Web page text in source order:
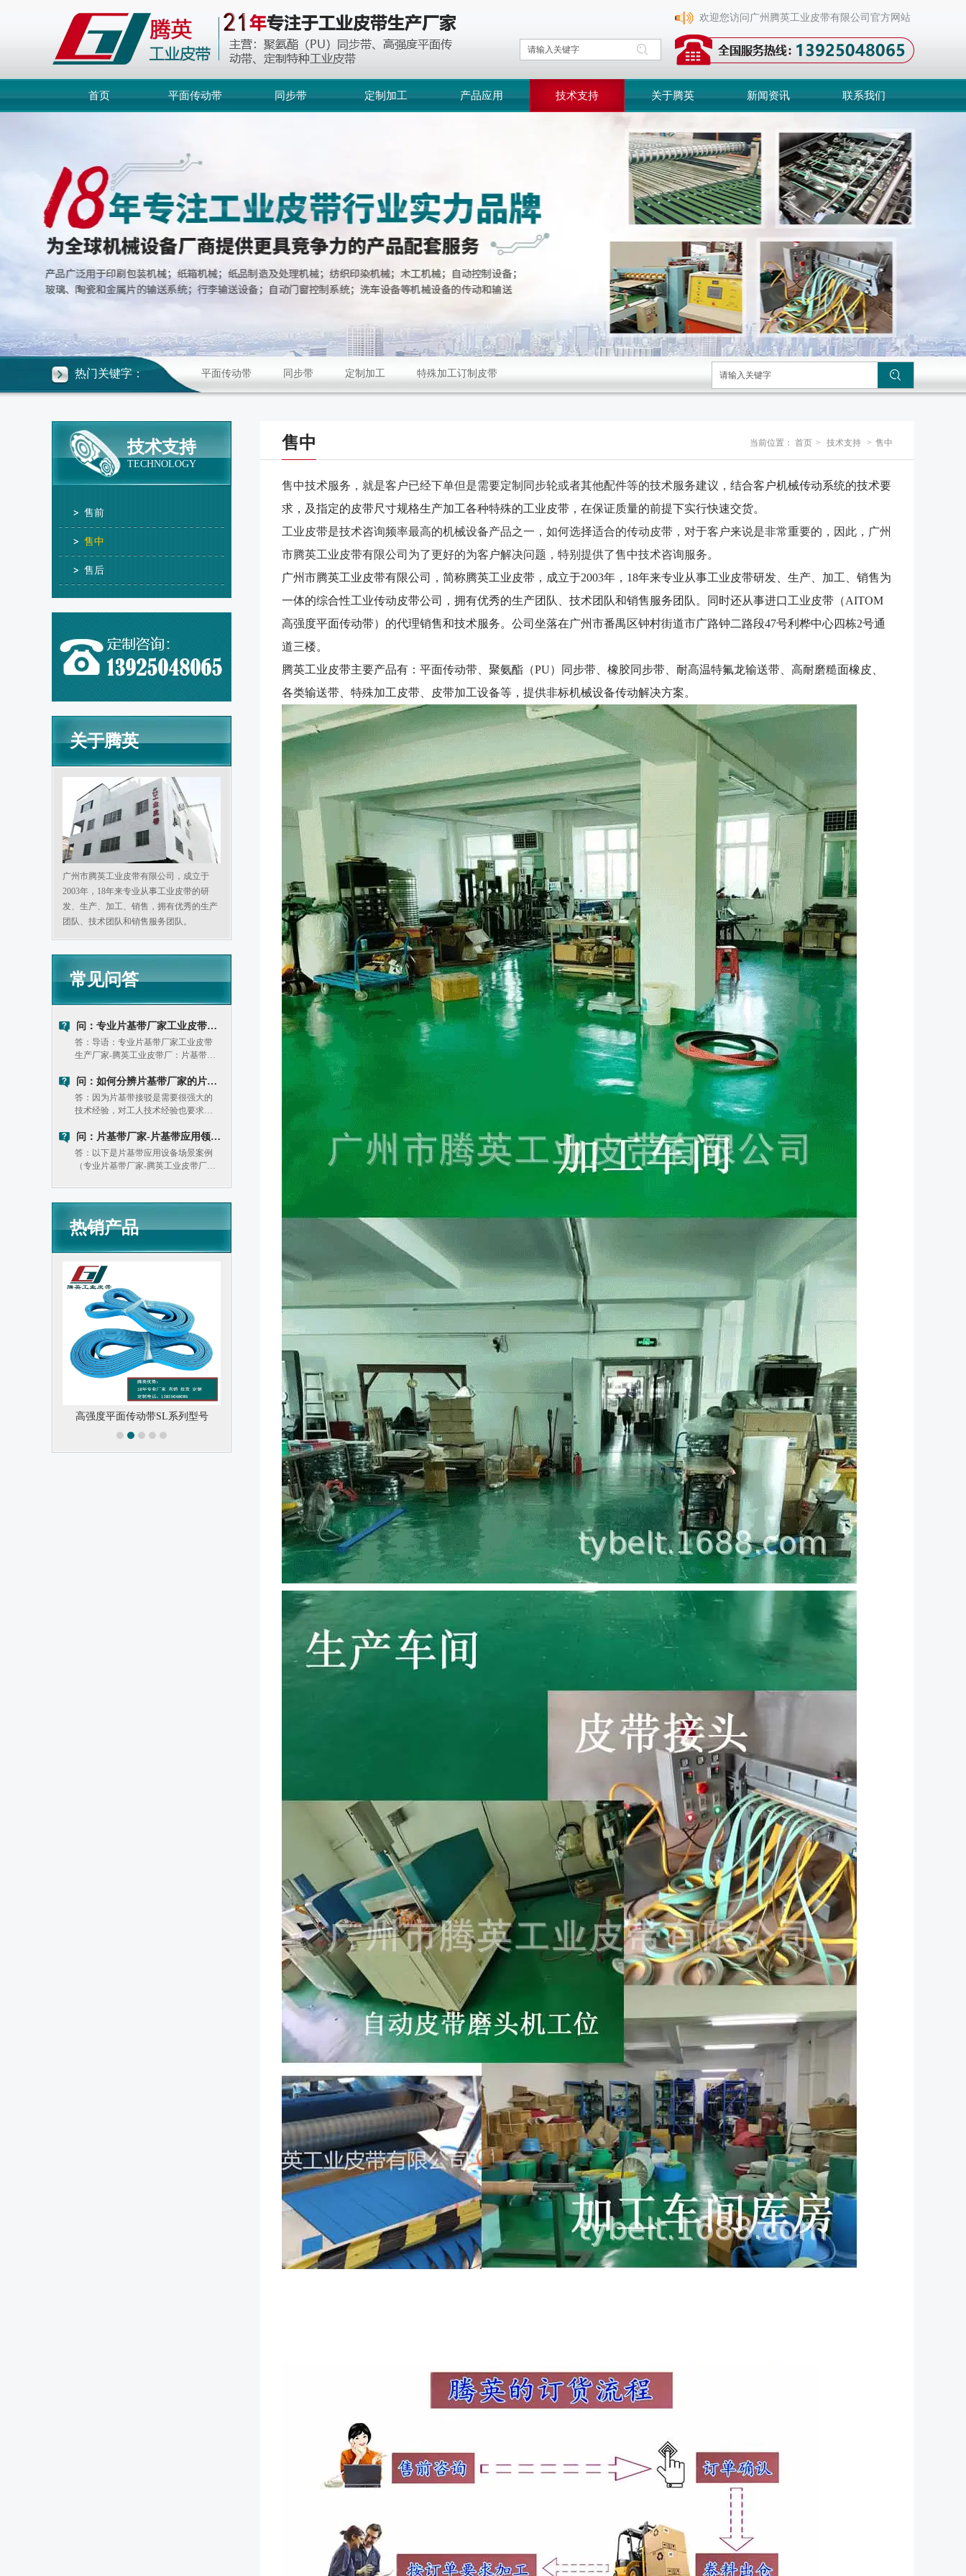
欢迎您访问广州腾英工业皮带有限公司官方网站
首页 平面传动带 同步带 定制加工 产品应用 技术支持 关于腾英 新闻资讯 联系我们
平面传动带 同步带 定制加工 特殊加工订制皮带
热门关键字：
技术支持
TECHNOLOGY
售前
售中
售后
关于腾英
广州市腾英工业皮带有限公司，成立于
2003年，18年来专业从事工业皮带的研
发、生产、加工、销售，拥有优秀的生产
团队、技术团队和销售服务团队。
常见问答
问：专业片基带厂家工业皮带生产厂家：片基带和同步带优缺点对比
答：导语：专业片基带厂家工业皮带
生产厂家-腾英工业皮带厂：片基带和
传动效率略低。平皮带片基带的负载
能力相对较弱。（二）同步带：优
势：1. 传动精度高：能保证准确的同
问：如何分辨片基带厂家的片基带质量好坏？
答：因为片基带接驳是需要很强大的
技术经验，对工人技术经验也要求较
技术累积好，工人经验丰富。目前市
面上的片基带接驳设备还是很多的，
很多不同品牌不同型号。
问：片基带厂家-片基带应用领域及使用注意事项
答：以下是片基带应用设备场景案例
（专业片基带厂家-腾英工业皮带厂片
况进行定制，以确保其能够满足传动
和输送的要求。
热销产品
高强度平面传动带SL系列型号 PU同步带 橡胶同步带 聚氨酯同步带T10 平面传动带（型号全）
售中 当前位置： 首页 > 技术支持 > 售中
售中技术服务，就是客户已经下单但是需要定制同步轮或者其他配件等的技术服务建议， 结合客户机械传动系统的技术要
求，及指定的皮带尺寸规格生产加工各种特殊的工业皮带，在保证质量的前提下实行快速交货。
工业皮带是技术咨询频率最高的机械设备产品之一，如何选择适合的传动皮带，对于客户来说是非常重要的，因此，广州
市腾英工业皮带有限公司为了更好的为客户解决问题，特别提供了售中技术咨询服务。
广州市腾英工业皮带有限公司，简称腾英工业皮带，成立于2003年，18年来专业从事工业皮带研发、生产、加工、销售为
一体的综合性工业传动皮带公司，拥有优秀的生产团队、技术团队和销售服务团队。同时还从事进口工业皮带（AITOM
高强度平面传动带）的代理销售和技术服务。公司坐落在广州市番禺区钟村街道市广路钟二路段47号利桦中心四栋2号通
道三楼。
腾英工业皮带主要产品有：平面传动带、聚氨酯（PU）同步带、橡胶同步带、耐高温特氟龙输送带、高耐磨糙面橡皮、
各类输送带、特殊加工皮带、皮带加工设备等，提供非标机械设备传动解决方案。